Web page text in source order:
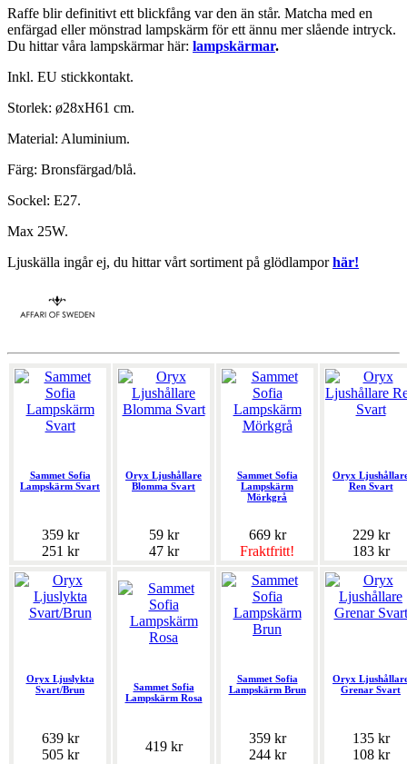
Raffe blir definitivt ett blickfång var den än står. Matcha med en
enfärgad eller mönstrad lampskärm för ett ännu mer slående intryck.
Du hittar våra lampskärmar här: lampskärmar.
Inkl. EU stickkontakt.
Storlek: ø28xH61 cm.
Material: Aluminium.
Färg: Bronsfärgad/blå.
Sockel: E27.
Max 25W.
Ljuskälla ingår ej, du hittar vårt sortiment på glödlamporhär!
Sammet Sofia
Lampskärm Svart
359 kr
251 kr
Oryx Ljushållare
Blomma Svart
59 kr
47 kr
Sammet Sofia
Lampskärm
Mörkgrå
669 kr
Fraktfritt!
Oryx
Ren Svart
229 kr
183 kr
Oryx Ljuslykta
Svart/Brun
639 kr
505 kr
Sammet Sofia
Lampskärm Rosa
419 kr
Sammet Sofia
Lampskärm Brun
359 kr
244 kr
Oryx
Grenar Svart
135 kr
108 kr